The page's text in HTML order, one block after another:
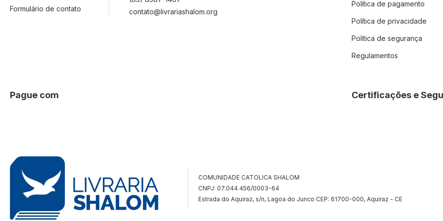
Formulário de contato
contato@livrariashalom.org
Política de pagamento
Política de privacidade
Política de segurança
Regulamentos
Pague com Certificações e
COMUNIDADE CATOLICA SHALOM
CNPJ: 07.044.456/0003-64
Estrada do Aquiraz, s/n, Lagoa do Junco CEP: 61700-000, Aquiraz - CE